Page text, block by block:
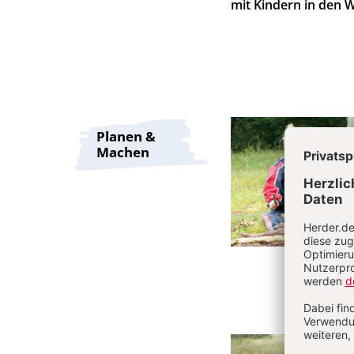
mit Kindern in den
Planen &
Machen